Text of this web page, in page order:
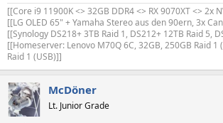
[[Core i9 11900K <> 32GB DDR4 <> RX 9070XT <> 2x
[[LG OLED 65" + Yamaha Stereo aus den 90ern, 3x
[[Synology DS218+ 3TB Raid 1, DS212+ 12TB Raid 5,
[[Homeserver: Lenovo M70Q 6C, 32GB, 250GB Raid 1
Raid 1 (USB)]]
McDöner
Lt. Junior Grade